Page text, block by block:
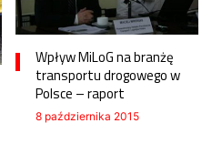
Wpływ MiLoG na branżę
transportu drogowego w
Polsce – raport
8 października 2015